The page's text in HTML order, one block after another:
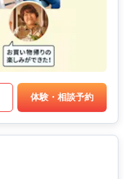
体験・相談予約